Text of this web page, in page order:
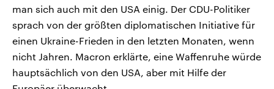
man sich auch mit den USA einig. Der CDU-Politiker
sprach von der größten diplomatischen Initiative für
einen Ukraine-Frieden in den letzten Monaten, wenn
nicht Jahren. Macron erklärte, eine Waffenruhe würde
hauptsächlich von den USA, aber mit Hilfe der